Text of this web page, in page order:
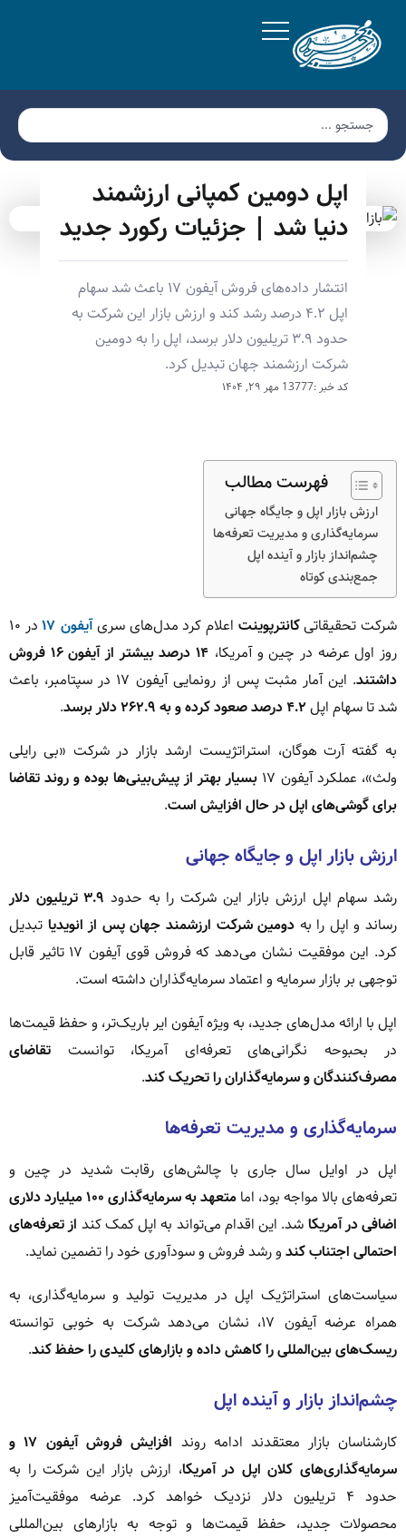
اپل دومین کمپانی ارزشمند
دنیا شد | جزئیات رکورد جدید
انتشار داده‌های فروش آیفون ۱۷ باعث شد سهام
اپل ۴.۲ درصد رشد کند و ارزش بازار این شرکت به
حدود ۳.۹ تریلیون دلار برسد، اپل را به دومین
شرکت ارزشمند جهان تبدیل کرد.
کد خبر :13777 مهر ۲۹, ۱۴۰۴
فهرست مطالب
ارزش بازار اپل و جایگاه جهانی
سرمایه‌گذاری و مدیریت تعرفه‌ها
چشم‌انداز بازار و آینده اپل
جمع‌بندی کوتاه
شرکت تحقیقاتیکانترپوینت اعلام کرد مدل‌های سریآیفون ۱۷
در ۱۰
روز اول عرضه در چین و آمریکا،
۱۴ درصد بیشتر از آیفون ۱۶ فروش
داشتند
. این آمار مثبت پس از رونمایی آیفون ۱۷ در سپتامبر، باعث
شد تا سهام اپل۴.۲ درصد صعود کرده و به ۲۶۲.۹ دلار برسد
.
به گفته آرت هوگان، استراتژیست ارشد بازار در شرکت «بی رایلی
ولث»، عملکرد آیفون ۱۷
بسیار بهتر از پیش‌بینی‌ها بوده و روند تقاضا
برای گوشی‌های اپل در حال افزایش است.
ارزش بازار اپل و جایگاه جهانی
رشد سهام اپل ارزش بازار این شرکت را به حدود ۳.۹ تریلیون دلار
رساند و اپل را به دومین شرکت ارزشمند جهان پس از انویدیا تبدیل
کرد. این موفقیت نشان می‌دهد که فروش قوی آیفون ۱۷ تاثیر قابل
توجهی بر بازار سرمایه و اعتماد سرمایه‌گذاران داشته است.
اپل با ارائه مدل‌های جدید، به ویژه آیفون ایر باریک‌تر، و حفظ قیمت‌ها
در بحبوحه نگرانی‌های تعرفه‌ای آمریکا، توانست تقاضای
مصرف‌کنندگان و سرمایه‌گذاران را تحریک کند.
سرمایه‌گذاری و مدیریت تعرفه‌ها
اپل در اوایل سال جاری با چالش‌های رقابت شدید در چین و
تعرفه‌های بالا مواجه بود، اما
متعهد به سرمایه‌گذاری ۱۰۰ میلیارد دلاری
اضافی در آمریکا شد. این اقدام می‌تواند به اپل کمک کند از تعرفه‌های
احتمالی اجتناب کند و رشد فروش و سودآوری خود را تضمین نماید.
سیاست‌های استراتژیک اپل در مدیریت تولید و سرمایه‌گذاری، به
همراه عرضه آیفون ۱۷، نشان می‌دهد شرکت به خوبی توانسته
ریسک‌های بین‌المللی را کاهش داده و بازارهای کلیدی را حفظ کند.
چشم‌انداز بازار و آینده اپل
کارشناسان بازار معتقدند ادامه روند
افزایش فروش آیفون ۱۷ و
سرمایه‌گذاری‌های کلان اپل در آمریکا، ارزش بازار این شرکت را به
حدود ۴ تریلیون دلار نزدیک خواهد کرد. عرضه موفقیت‌آمیز
محصولات جدید، حفظ قیمت‌ها و توجه به بازارهای بین‌المللی